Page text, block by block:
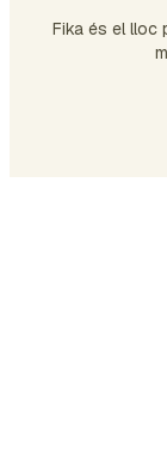
Fika és el lloc